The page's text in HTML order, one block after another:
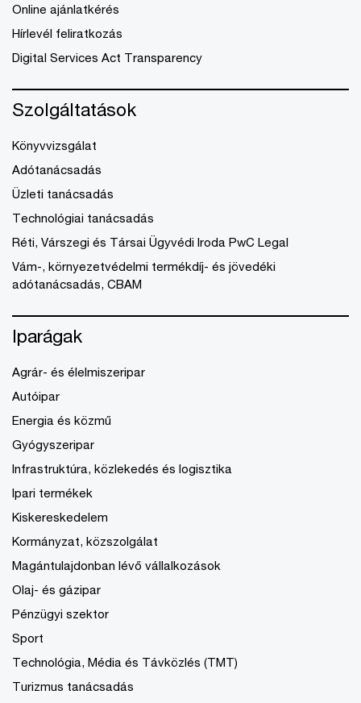
Online ajánlatkérés
Hírlevél feliratkozás
Digital Services Act Transparency
Szolgáltatások
Könyvvizsgálat
Adótanácsadás
Üzleti tanácsadás
Technológiai tanácsadás
Réti, Várszegi és Társai Ügyvédi Iroda PwC Legal
Vám-, környezetvédelmi termékdíj- és jövedéki
adótanácsadás, CBAM
Iparágak
Agrár- és élelmiszeripar
Autóipar
Energia és közmű
Gyógyszeripar
Infrastruktúra, közlekedés és logisztika
Ipari termékek
Kiskereskedelem
Kormányzat, közszolgálat
Magántulajdonban lévő vállalkozások
Olaj- és gázipar
Pénzügyi szektor
Sport
Technológia, Média és Távközlés (TMT)
Turizmus tanácsadás